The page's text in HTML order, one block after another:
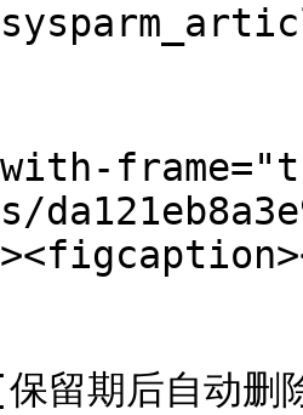
留期后自动删